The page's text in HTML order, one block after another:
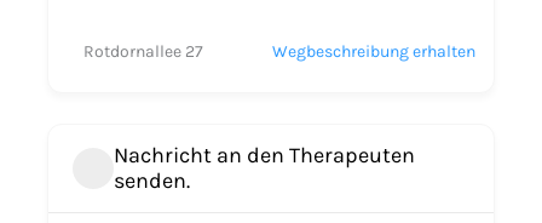
Rotdornallee 27 Wegbeschreibung erhalten
Nachricht an den Therapeuten
senden.